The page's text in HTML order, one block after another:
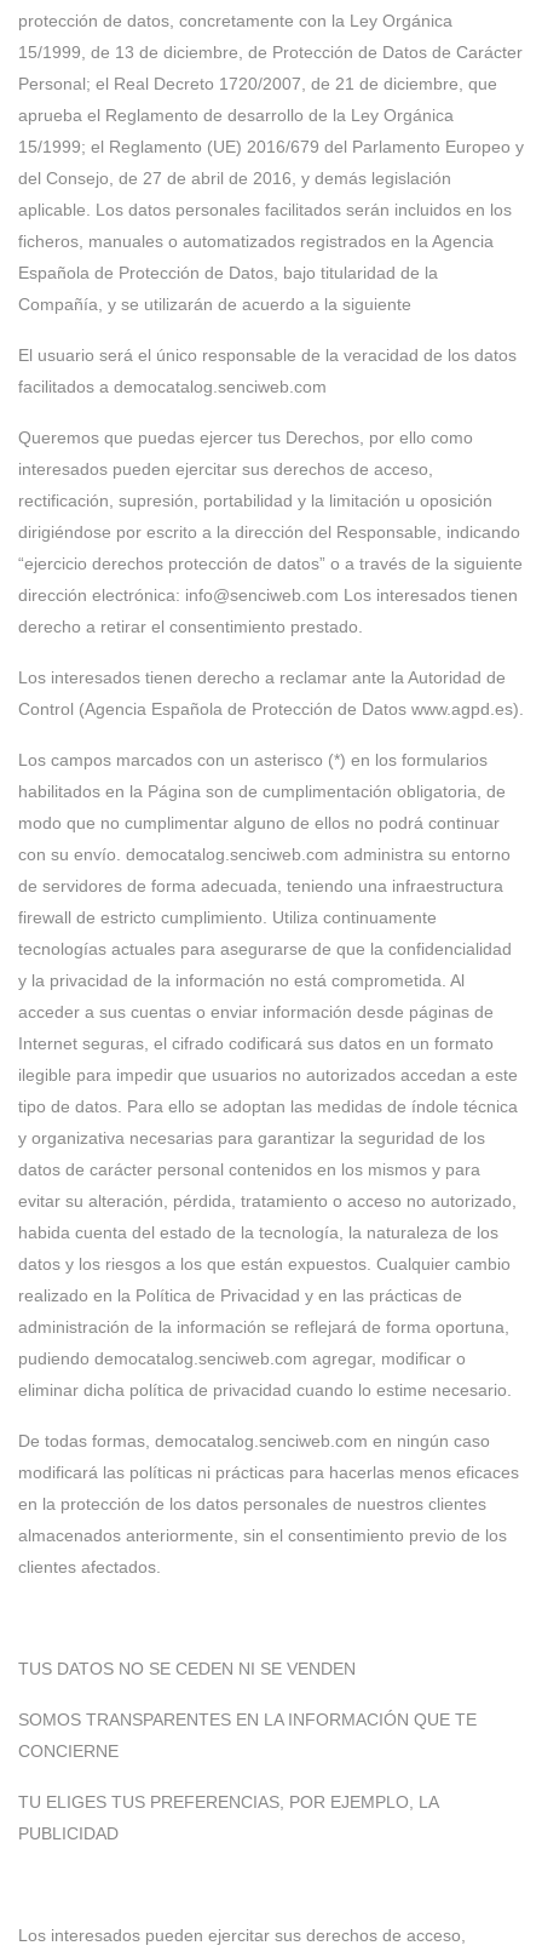
protección de datos, concretamente con la Ley Orgánica
15/1999, de 13 de diciembre, de Protección de Datos de Carácter
Personal; el Real Decreto 1720/2007, de 21 de diciembre, que
aprueba el Reglamento de desarrollo de la Ley Orgánica
15/1999; el Reglamento (UE) 2016/679 del Parlamento Europeo y
del Consejo, de 27 de abril de 2016, y demás legislación
aplicable. Los datos personales facilitados serán incluidos en los
ficheros, manuales o automatizados registrados en la Agencia
Española de Protección de Datos, bajo titularidad de la
Compañía, y se utilizarán de acuerdo a la siguiente
El usuario será el único responsable de la veracidad de los datos
facilitados a democatalog.senciweb.com
Queremos que puedas ejercer tus Derechos, por ello como
interesados pueden ejercitar sus derechos de acceso,
rectificación, supresión, portabilidad y la limitación u oposición
dirigiéndose por escrito a la dirección del Responsable, indicando
“ejercicio derechos protección de datos” o a través de la siguiente
dirección electrónica: info@senciweb.com Los interesados tienen
derecho a retirar el consentimiento prestado.
Los interesados tienen derecho a reclamar ante la Autoridad de
Control (Agencia Española de Protección de Datos www.agpd.es).
Los campos marcados con un asterisco (*) en los formularios
habilitados en la Página son de cumplimentación obligatoria, de
modo que no cumplimentar alguno de ellos no podrá continuar
con su envío. democatalog.senciweb.com administra su entorno
de servidores de forma adecuada, teniendo una infraestructura
firewall de estricto cumplimiento. Utiliza continuamente
tecnologías actuales para asegurarse de que la confidencialidad
y la privacidad de la información no está comprometida. Al
acceder a sus cuentas o enviar información desde páginas de
Internet seguras, el cifrado codificará sus datos en un formato
ilegible para impedir que usuarios no autorizados accedan a este
tipo de datos. Para ello se adoptan las medidas de índole técnica
y organizativa necesarias para garantizar la seguridad de los
datos de carácter personal contenidos en los mismos y para
evitar su alteración, pérdida, tratamiento o acceso no autorizado,
habida cuenta del estado de la tecnología, la naturaleza de los
datos y los riesgos a los que están expuestos. Cualquier cambio
realizado en la Política de Privacidad y en las prácticas de
administración de la información se reflejará de forma oportuna,
pudiendo democatalog.senciweb.com agregar, modificar o
eliminar dicha política de privacidad cuando lo estime necesario.
De todas formas, democatalog.senciweb.com en ningún caso
modificará las políticas ni prácticas para hacerlas menos eficaces
en la protección de los datos personales de nuestros clientes
almacenados anteriormente, sin el consentimiento previo de los
clientes afectados.
TUS DATOS NO SE CEDEN NI SE VENDEN
SOMOS TRANSPARENTES EN LA INFORMACIÓN QUE TE
CONCIERNE
TU ELIGES TUS PREFERENCIAS, POR EJEMPLO, LA
PUBLICIDAD
Los interesados pueden ejercitar sus derechos de acceso,